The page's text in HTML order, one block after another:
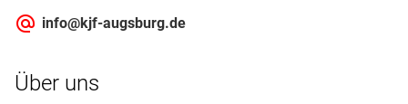
info@kjf-augsburg.de
Über uns